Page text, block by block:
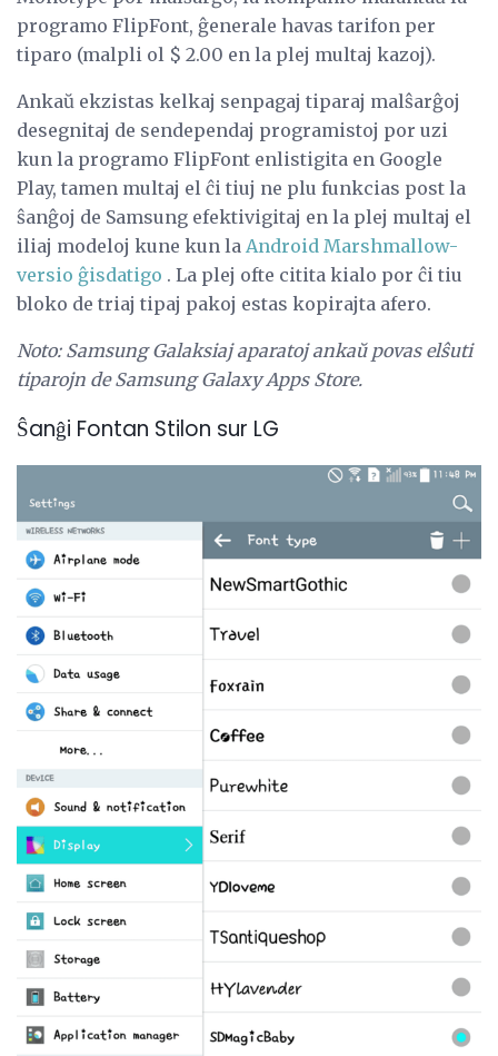
programo FlipFont, ĝenerale havas tarifon per
tiparo (malpli ol $ 2.00 en la plej multaj kazoj).
Ankaŭ ekzistas kelkaj senpagaj tiparaj malŝarĝoj
desegnitaj de sendependaj programistoj por uzi
kun la programo FlipFont enlistigita en Google
Play, tamen multaj el ĉi tiuj ne plu funkcias post la
ŝanĝoj de Samsung efektivigitaj en la plej multaj el
iliaj modeloj kune kun la Android Marshmallow-
versio ĝisdatigo . La plej ofte citita kialo por ĉi tiu
bloko de triaj tipaj pakoj estas kopirajta afero.
Noto: Samsung Galaksiaj aparatoj ankaŭ povas elŝuti
tiparojn de Samsung Galaxy Apps Store.
Ŝanĝi Fontan Stilon sur LG